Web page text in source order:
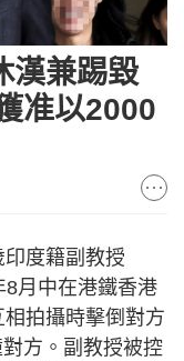
漢兼踢毀
准以2000
度籍副教授
月中在港鐵香港
拍攝時擊倒對方
方。副教授被控